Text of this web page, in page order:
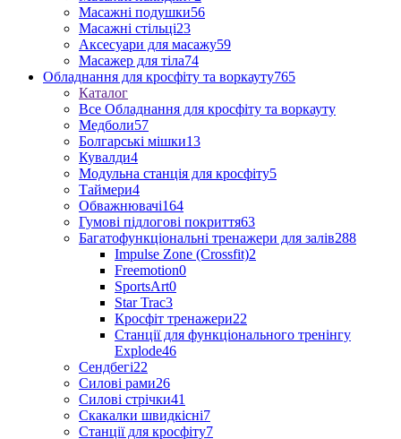
Масажні подушки56
Масажні стільці23
Аксесуари для масажу59
Масажер для тіла74
Обладнання для кросфіту та воркауту765
Каталог
Все Обладнання для кросфіту та воркауту
Медболи57
Болгарські мішки13
Кувалди4
Модульна станція для кросфіту5
Таймери4
Обважнювачі164
Гумові підлогові покриття63
Багатофункціональні тренажери для залів288
Impulse Zone (Crossfit)2
Freemotion0
SportsArt0
Star Trac3
Кросфіт тренажери22
Станції для функціонального тренінгу
Explode46
Сендбегі22
Силові рами26
Силові стрічки41
Скакалки швидкісні7
Станції для кросфіту7